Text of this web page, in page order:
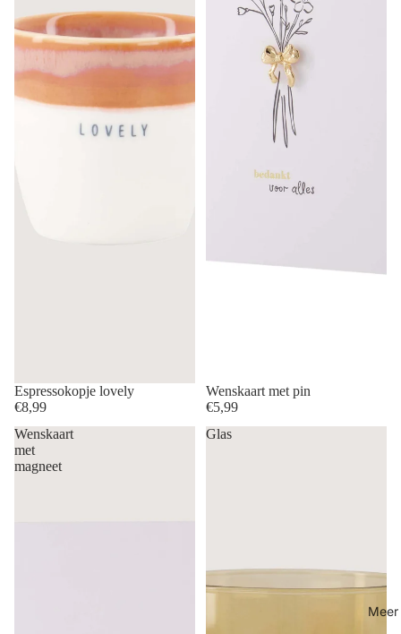
Meer
Espressokopje lovely
€8,99
Wenskaart met pin
€5,99
Wenskaart
met
magneet
Glas